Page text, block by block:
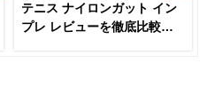
テニス ナイロンガット イン
プレ レビューを徹底比較